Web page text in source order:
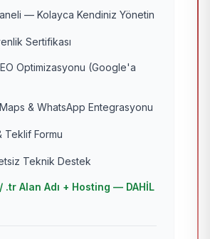
— Kolayca Kendiniz Yönetin
Sertifikası
Optimizasyonu (Google'a
& WhatsApp Entegrasyonu
Teklif Formu
Teknik Destek
.tr Alan Adı + Hosting — DAHİL